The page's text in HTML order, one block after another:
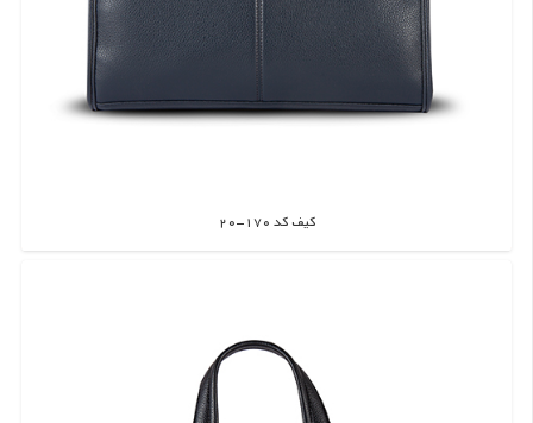
کیف کد 170-20
اطلاعات بیشتر